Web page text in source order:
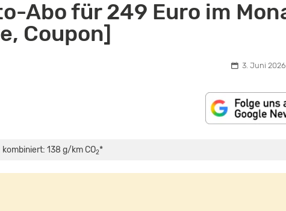
Abo für 249 Euro im
Coupon]
3. Juni
138 g/km CO2*